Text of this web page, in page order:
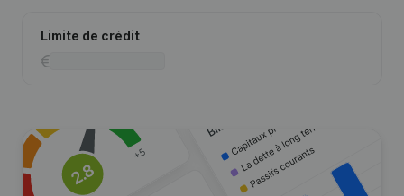
Limite de crédit